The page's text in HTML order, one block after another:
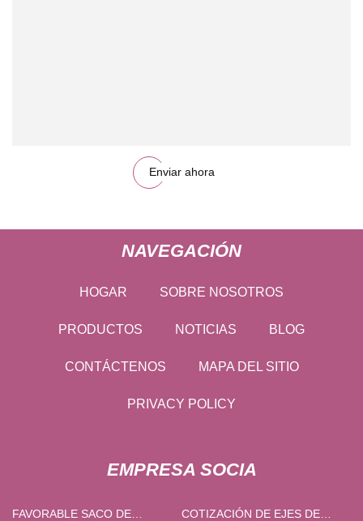
Enviar ahora
NAVEGACIÓN
HOGAR SOBRE NOSOTROS
PRODUCTOS NOTICIAS BLOG
CONTÁCTENOS MAPA DEL SITIO
PRIVACY POLICY
EMPRESA SOCIA
FAVORABLE SACO DE
COTIZACIÓN DE EJES DE